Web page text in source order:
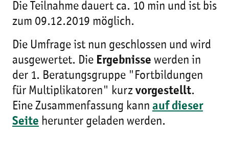
Die Teilnahme dauert ca. 10 min und ist bis
zum 09.12.2019 möglich.
Die Umfrage ist nun geschlossen und wird
ausgewertet. Die Ergebnisse werden in
der 1. Beratungsgruppe "Fortbildungen
für Multiplikatoren" kurz vorgestellt.
Eine Zusammenfassung kann auf dieser
Seite herunter geladen werden.